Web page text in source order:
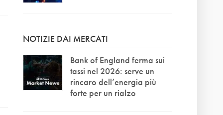
NOTIZIE DAI MERCATI
Bank of England ferma sui
tassi nel 2026: serve un
rincaro dell’energia più
forte per un rialzo